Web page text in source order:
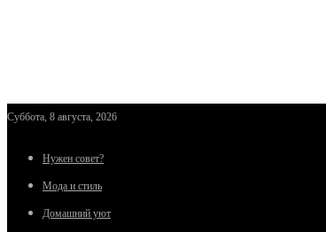
Суббота, 8 августа, 2026
Нужен совет?
Мода и стиль
Домашний уют